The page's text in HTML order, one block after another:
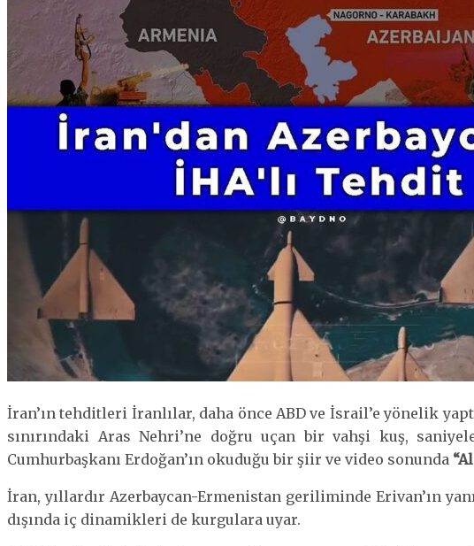
İran’ın tehditleri İranlılar, daha önce ABD ve İsrail’e yönelik
sınırındaki Aras Nehri’ne doğru uçan bir vahşi kuş,
Cumhurbaşkanı Erdoğan’ın okuduğu bir şiir ve video sonunda
İran, yıllardır Azerbaycan-Ermenistan geriliminde Erivan’ın
dışında iç dinamikleri de kurgulara uyar.